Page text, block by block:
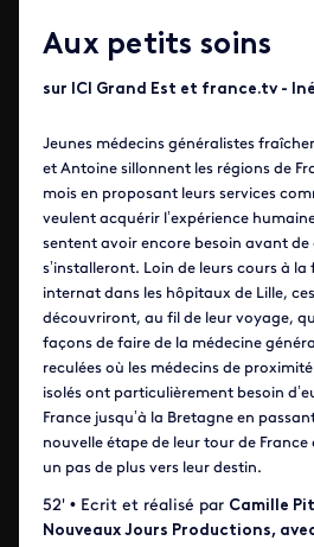
Aux petits soins
sur ICI Grand Est et france.tv -
Jeunes médecins généralistes
et Antoine sillonnent les régions de
mois en proposant leurs services
veulent acquérir l’expérience
sentent avoir encore besoin avant de
s’installeront. Loin de leurs cours à
internat dans les hôpitaux de Lille,
découvriront, au fil de leur voyage,
façons de faire de la médecine
reculées où les médecins de
isolés ont particulièrement besoin
France jusqu’à la Bretagne en
nouvelle étape de leur tour de
un pas de plus vers leur destin.
52' • Ecrit et réalisé par Camille
Nouveaux Jours Productions,